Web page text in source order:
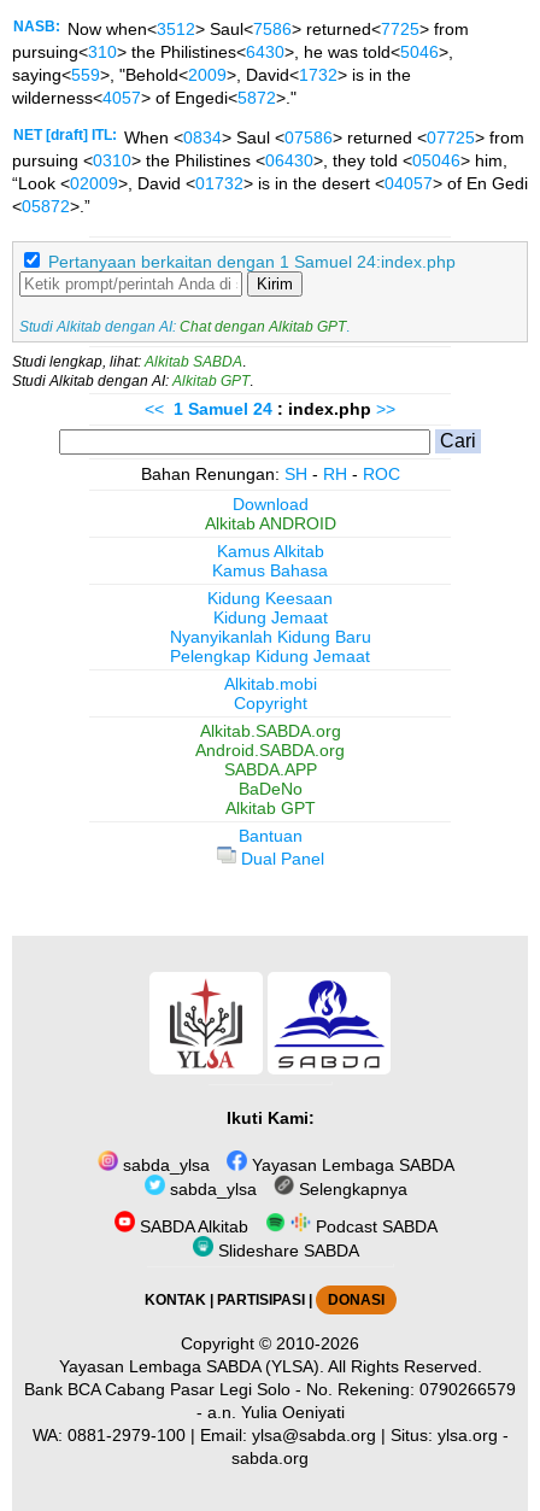
NASB: Now when<3512> Saul<7586> returned<7725> from
pursuing<310> the Philistines<6430>, he was told<5046>,
saying<559>, "Behold<2009>, David<1732> is in the
wilderness<4057> of Engedi<5872>."
NET [draft] ITL: When <0834> Saul <07586> returned <07725> from
pursuing <0310> the Philistines <06430>, they told <05046> him,
“Look <02009>, David <01732> is in the desert <04057> of En Gedi
<05872>.”
Pertanyaan berkaitan dengan 1 Samuel 24:index.php
Kirim
Studi Alkitab dengan AI: Chat dengan Alkitab GPT.
Studi lengkap, lihat: Alkitab SABDA
Studi Alkitab dengan AI: Alkitab GPT.
<< 1 Samuel 24 : index.php >>
Bahan Renungan: SH - RH - ROC
Download
Alkitab ANDROID
Kamus Alkitab
Kamus Bahasa
Kidung Keesaan
Kidung Jemaat
Nyanyikanlah Kidung Baru
Pelengkap Kidung Jemaat
Alkitab.mobi
Copyright
Alkitab.SABDA.org
Android.SABDA.org
SABDA.APP
BaDeNo
Alkitab GPT
Bantuan
Dual Panel
Ikuti Kami:
sabda_ylsa
Yayasan Lembaga SABDA
sabda_ylsa
Selengkapnya
SABDA Alkitab
Podcast SABDA
Slideshare SABDA
KONTAK | PARTISIPASI| DONASI
Copyright © 2010-2026
Yayasan Lembaga SABDA (YLSA). All Rights Reserved.
Bank BCA Cabang Pasar Legi Solo - No. Rekening: 0790266579
- a.n. Yulia Oeniyati
WA: 0881-2979-100| Email: ylsa@sabda.org | Situs: ylsa.org -
sabda.org